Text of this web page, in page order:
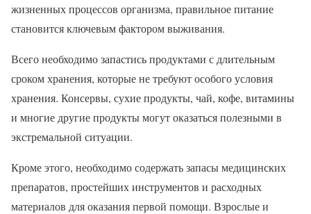
жизненных процессов организма, правильное питание
становится ключевым фактором выживания.
Всего необходимо запастись продуктами с длительным
сроком хранения, которые не требуют особого условия
хранения. Консервы, сухие продукты, чай, кофе, витамины
и многие другие продукты могут оказаться полезными в
экстремальной ситуации.
Кроме этого, необходимо содержать запасы медицинских
препаратов, простейших инструментов и расходных
материалов для оказания первой помощи. Взрослые и